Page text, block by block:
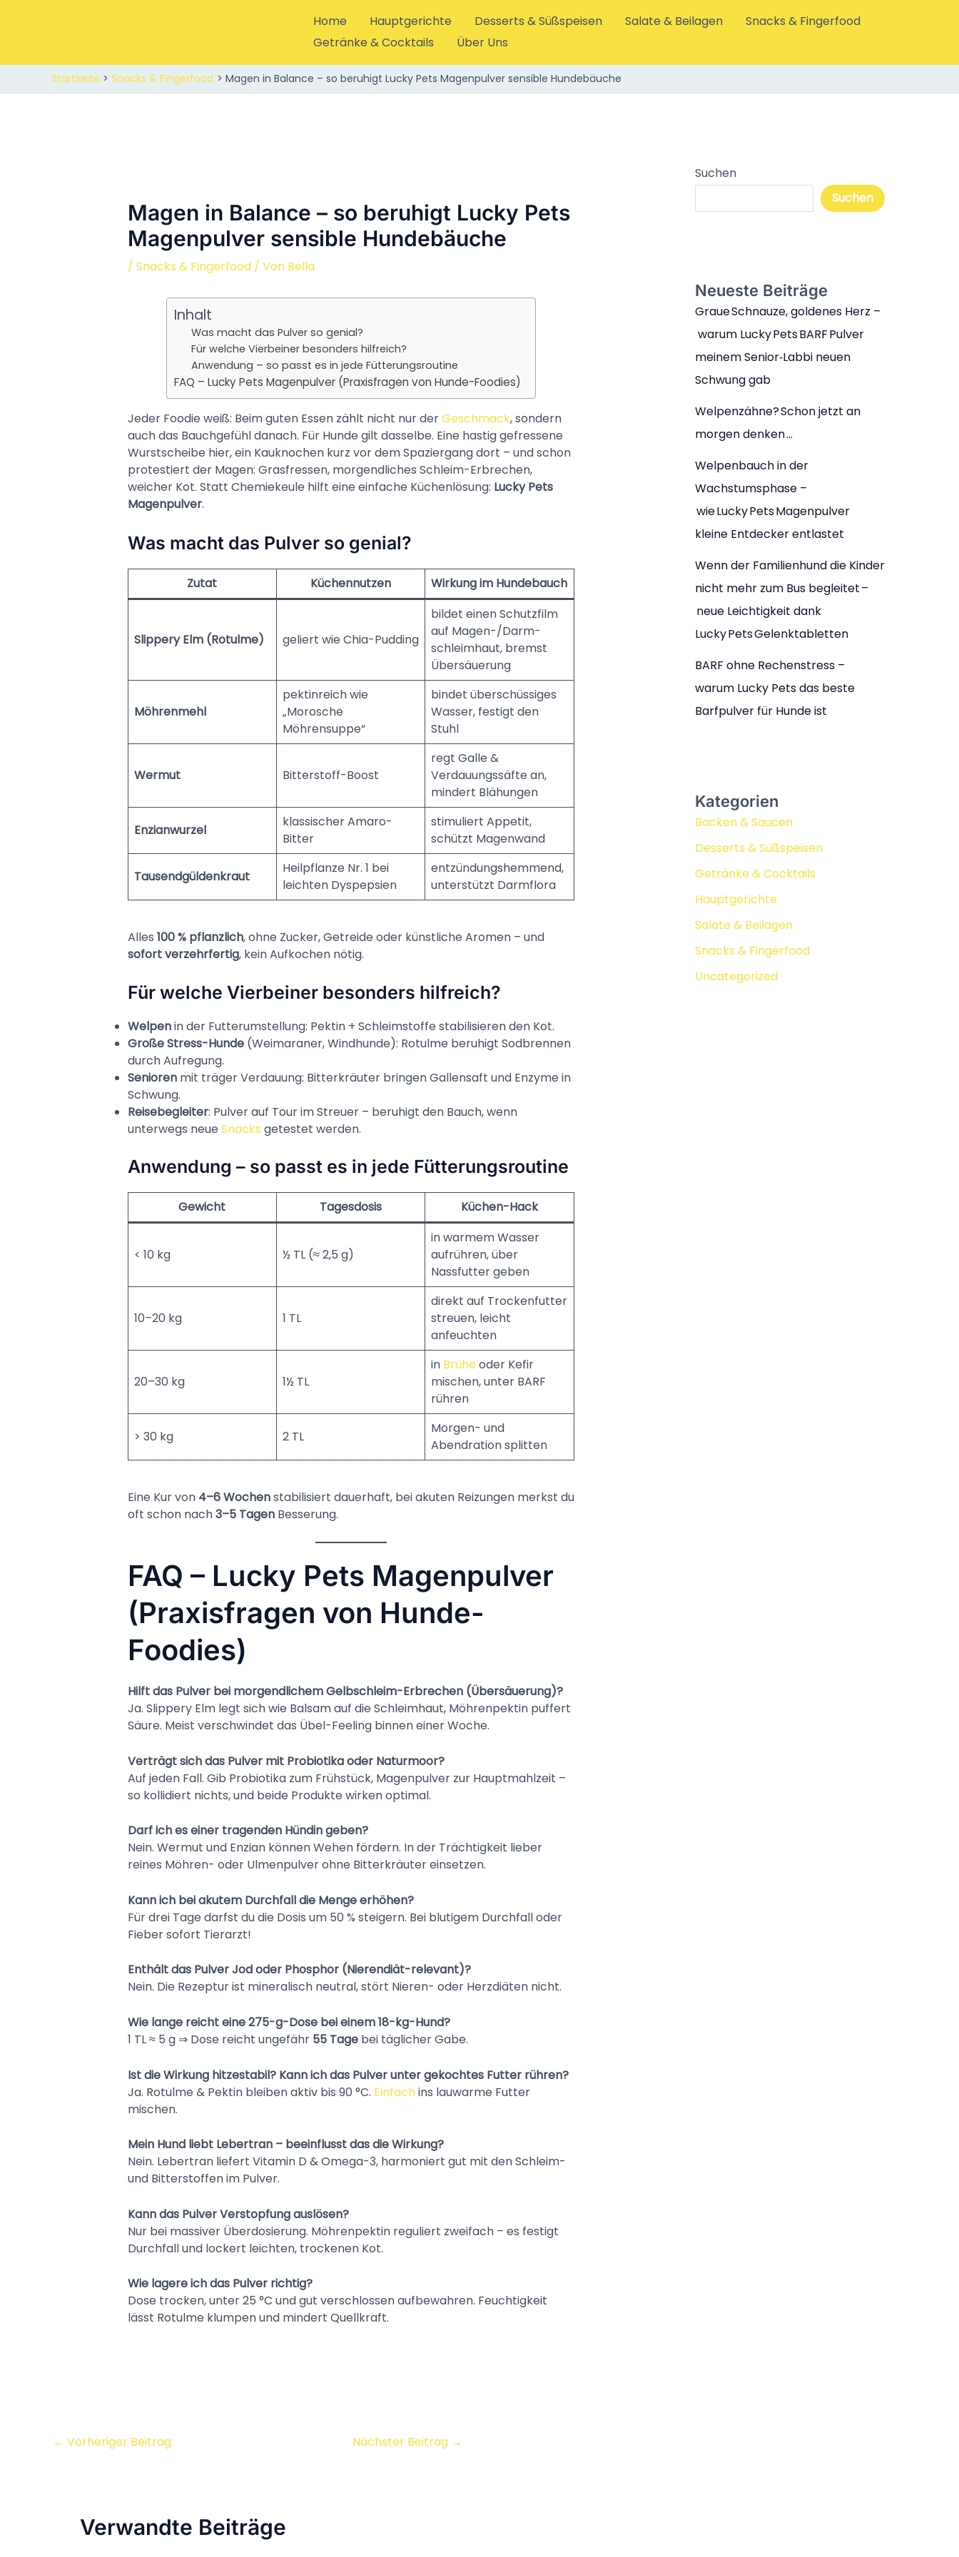
Home Hauptgerichte Desserts & Süßspeisen Salate & Beilagen
Snacks & Fingerfood
Getränke & Cocktails
Über Uns
Startseite Snacks & Fingerfood Magen in Balance – so beruhigt Lucky Pets Magenpulver sensible Hundebäuche
Magen in Balance – so beruhigt Lucky Pets
Magenpulver sensible Hundebäuche
/ Snacks & Fingerfood/ Von Bella
Inhalt
Was macht das Pulver so genial?
Für welche Vierbeiner besonders hilfreich?
Anwendung – so passt es in jede Fütterungs­routine
FAQ – Lucky Pets Magenpulver (Praxisfragen von Hunde-Foodies)
Jeder Foodie weiß: Beim guten Essen zählt nicht nur derGeschmack, sondern
auch das Bauchgefühl danach. Für Hunde gilt dasselbe. Eine hastig gefressene
Wurstscheibe hier, ein Kauknochen kurz vor dem Spaziergang dort – und schon
protestiert der Magen: Grasfressen, morgendliches Schleim-Erbrechen,
weicher Kot. Statt Chemiekeule hilft eine einfache Küchenlösung: Lucky Pets
Magenpulver.
Was macht das Pulver so genial?
Zutat Küchennutzen Wirkung im Hundebauch
Slippery Elm (Rotulme) geliert wie Chia-Pudding
bildet einen Schutzfilm
auf Magen-/Darm­
schleimhaut, bremst
Übersäuerung
Möhrenmehl
pektin­reich wie
„Morosche
Möhrensuppe“
bindet überschüssiges
Wasser, festigt den
Stuhl
Wermut Bitter­stoff-Boost
regt Galle &
Verdauungs­säfte an,
mindert Blähungen
Enzianwurzel
klassischer Amaro-
Bitter
stimuliert Appetit,
schützt Magenwand
Tausendgüldenkraut
Heilpflanze Nr. 1 bei
leichten Dyspepsien
entzündungshemmend,
unterstützt Darmflora
Alles 100 % pflanzlich, ohne Zucker, Getreide oder künstliche Aromen – und
sofort verzehrfertig, kein Aufkochen nötig.
Für welche Vierbeiner besonders hilfreich?
Welpenin der Futter­umstellung: Pektin + Schleimstoffe stabilisieren den Kot.
Große Stress-Hunde(Weimaraner, Windhunde): Rotulme beruhigt Sodbrennen
durch Aufregung.
Seniorenmit träger Verdauung: Bitterkräuter bringen Gallensaft und Enzyme in
Schwung.
Reisebegleiter: Pulver auf Tour im Streuer – beruhigt den Bauch, wenn
unterwegs neue Snacks getestet werden.
Anwendung – so passt es in jede Fütterungs­routine
Gewicht Tagesdosis Küchen-Hack
< 10 kg ½ TL (≈ 2,5 g)
in warmem Wasser
aufrühren, über
Nassfutter geben
10–20 kg 1 TL
direkt auf Trockenfutter
streuen, leicht
anfeuchten
20–30 kg 1½ TL
in Brühe oder Kefir
mischen, unter BARF
rühren
> 30 kg 2 TL
Morgen- und
Abendration splitten
Eine Kur von 4–6 Wochenstabilisiert dauerhaft, bei akuten Reizungen merkst du
oft schon nach3–5 TagenBesserung.
FAQ – Lucky Pets Magenpulver
(Praxisfragen von Hunde-
Foodies)
Hilft das Pulver bei morgendlichem Gelb­schleim-Erbrechen (Übersäuerung)?
Ja. Slippery Elm legt sich wie Balsam auf die Schleimhaut, Möhren­pektin puffert
Säure. Meist verschwindet das Übel-Feeling binnen einer Woche.
Verträgt sich das Pulver mit Probiotika oder Naturmoor?
Auf jeden Fall. Gib Probiotika zum Frühstück, Magenpulver zur Hauptmahlzeit –
so kollidiert nichts, und beide Produkte wirken optimal.
Darf ich es einer tragenden Hündin geben?
Nein. Wermut und Enzian können Wehen fördern. In der Trächtigkeit lieber
reines Möhren- oder Ulmenpulver ohne Bitterkräuter einsetzen.
Kann ich bei akutem Durchfall die Menge erhöhen?
Für drei Tage darfst du die Dosis um 50 % steigern. Bei blutigem Durchfall oder
Fieber sofort Tierarzt!
Enthält das Pulver Jod oder Phosphor (Nieren­diät-relevant)?
Nein. Die Rezeptur ist mineralisch neutral, stört Nieren- oder Herzdiäten nicht.
Wie lange reicht eine 275-g-Dose bei einem 18-kg-Hund?
1 TL ≈ 5 g ⇒ Dose reicht ungefähr 55 Tagebei täglicher Gabe.
Ist die Wirkung hitze­stabil? Kann ich das Pulver unter gekochtes Futter rühren?
Ja. Rotulme & Pektin bleiben aktiv bis 90 °C. Einfachins lauwarme Futter
mischen.
Mein Hund liebt Lebertran – beeinflusst das die Wirkung?
Nein. Lebertran liefert Vitamin D & Omega-3, harmoniert gut mit den Schleim-
und Bitterstoffen im Pulver.
Kann das Pulver Verstopfung auslösen?
Nur bei massiver Überdosierung. Möhren­pektin reguliert zweifach – es festigt
Durchfall und lockert leichten, trockenen Kot.
Wie lagere ich das Pulver richtig?
Dose trocken, unter 25 °C und gut verschlossen aufbewahren. Feuchtigkeit
lässt Rotulme klumpen und mindert Quellkraft.
← Vorheriger Beitrag Nächster Beitrag →
Verwandte Beiträge
Suchen
Suchen
Neueste Beiträge
Graue Schnauze, goldenes Herz –
warum Lucky Pets BARF Pulver
meinem Senior‑Labbi neuen
Schwung gab
Welpenzähne? Schon jetzt an
morgen denken …
Welpenbauch in der
Wachstumsphase –
wie Lucky Pets Magenpulver
kleine Entdecker entlastet
Wenn der Familienhund die Kinder
nicht mehr zum Bus begleitet –
neue Leichtigkeit dank
Lucky Pets Gelenktabletten
BARF ohne Rechenstress –
warum Lucky Pets das beste
Barfpulver für Hunde ist
Kategorien
Backen & Saucen
Desserts & Süßspeisen
Getränke & Cocktails
Hauptgerichte
Salate & Beilagen
Snacks & Fingerfood
Uncategorized